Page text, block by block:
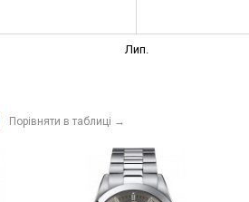
Лип.
Порівняти в таблиці →